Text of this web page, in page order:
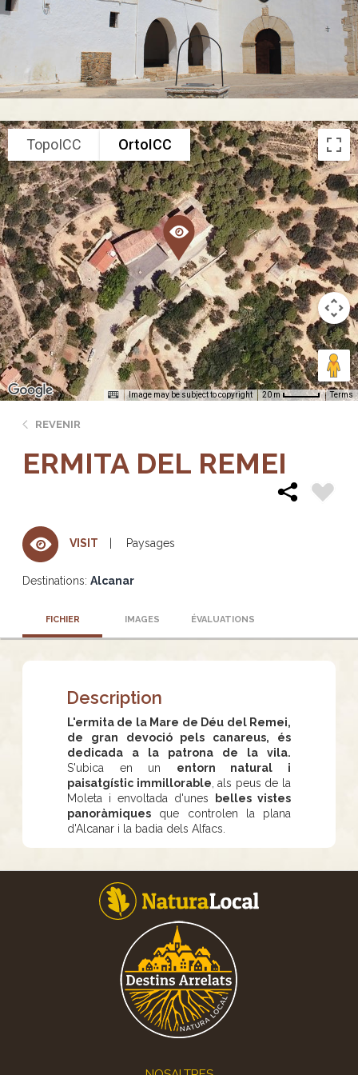
TopoICC OrtoICC
Image may be subject to copyright 20 m Terms
REVENIR
ERMITA DEL REMEI
VISIT Paysages
Destinations: Alcanar
FICHIER IMAGES ÉVALUATIONS
Description
L'ermita de la Mare de Déu del Remei,
de gran devoció pels canareus, és
dedicada a la patrona de la vila.
S'ubica en un entorn natural i
paisatgístic immillorable , als peus de la
Moleta i envoltada d'unes
belles vistes
panoràmiques que controlen la plana
d'Alcanar i la badia dels Alfacs.